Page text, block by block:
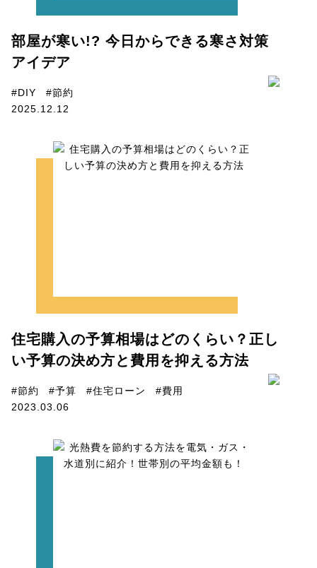
部屋が寒い!? 今日からできる寒さ対策
アイデア
#DIY
#節約
2025.12.12
住宅購入の予算相場はどのくらい？正し
い予算の決め方と費用を抑える方法
#節約 #予算 #住宅ローン
#費用
2023.03.06